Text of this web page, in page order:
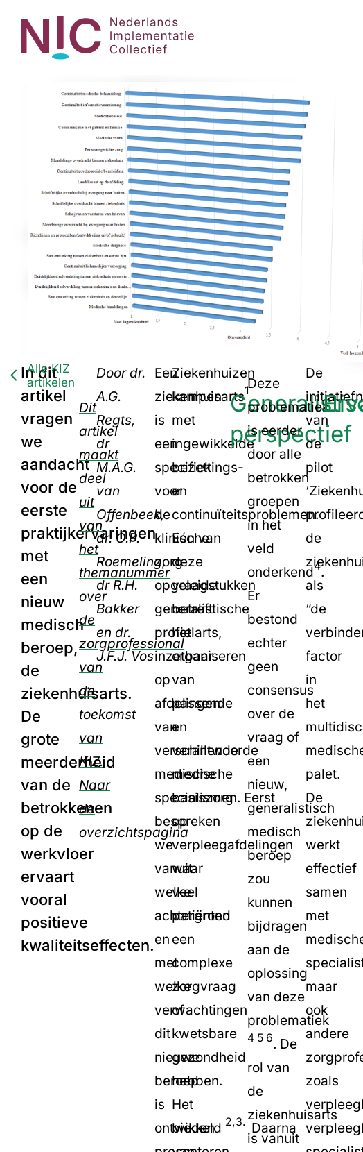
Alle KIZ
artikelen
In dit
artikel
vragen
we
aandacht
voor de
eerste
praktijkervaringen
met
een
nieuw
medisch
beroep,
de
ziekenhuisarts.
De
grote
meerderheid
van de
betrokkenen
op de
werkvloer
ervaart
vooral
positieve
kwaliteitseffecten.
Dit
artikel
maakt
deel
uit
van
het
themanummer
over
de
zorgprofessional
van
de
toekomst
van
KIZ.
Naar
de
overzichtspagina
Door dr.
A.G.
Regts,
dr
M.A.G.
van
Offenbeek,
dr. O.P.
Roemeling,
dr R.H.
Bakker
en dr.
J.F.J. Vos
Een
ziekenhuisarts1
is
een
specifiek
voor
de
klinische
zorg
opgeleide
generalistische
profielarts,
inzetbaar
op
afdelingen
van
verschillende
medische
specialismen. Eerst
bespreken
we
vanuit
welke
achtergrond
en
met
welke
verwachtingen
dit
nieuwe
beroep
is
ontwikkeld 2,3.Daarna
Ziekenhuizen
kampen
met
ingewikkelde
bezettings-
en
continuïteitsproblemen.
Eén van
deze
vraagstukken
betreft
het
organiseren
van
passende
en
verantwoorde
medische
basiszorg
op
verpleegafdelingen
waar
veel
patiënten
een
complexe
zorgvraag
of
kwetsbare
gezondheid
hebben.
Het
bieden
perspectief
Deze
problematiek
is eerder
door alle
betrokken
groepen
in het
veld
onderkend4.
Er
bestond
echter
geen
consensus
over de
vraag of
een
nieuw,
generalistisch
medisch
beroep
zou
kunnen
bijdragen
aan de
oplossing
van deze
problematiek
4 5 6. De
rol van
de
ziekenhuisarts
is vanuit
De
van
de
pilot
de
als
“de
factor
in
het
palet.
De
werkt
effectief
samen
met
maar
ook
andere
zoals